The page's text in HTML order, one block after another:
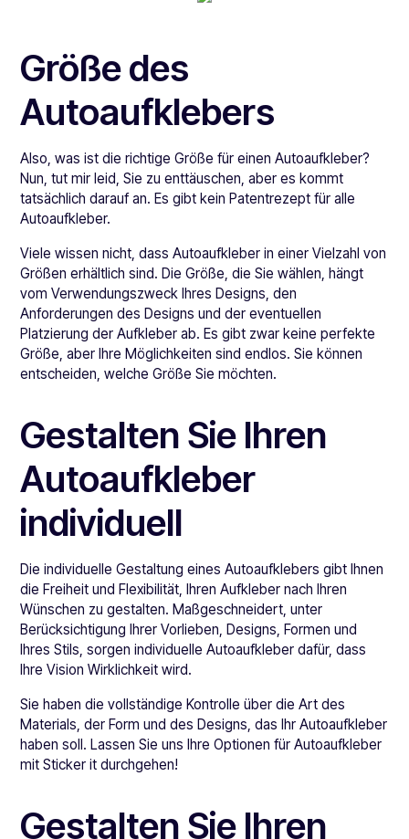
Größe des
Autoaufklebers
Also, was ist die richtige Größe für einen Autoaufkleber?
Nun, tut mir leid, Sie zu enttäuschen, aber es kommt
tatsächlich darauf an. Es gibt kein Patentrezept für alle
Autoaufkleber.
Viele wissen nicht, dass Autoaufkleber in einer Vielzahl von
Größen erhältlich sind. Die Größe, die Sie wählen, hängt
vom Verwendungszweck Ihres Designs, den
Anforderungen des Designs und der eventuellen
Platzierung der Aufkleber ab. Es gibt zwar keine perfekte
Größe, aber Ihre Möglichkeiten sind endlos. Sie können
entscheiden, welche Größe Sie möchten.
Gestalten Sie Ihren
Autoaufkleber
individuell
Die individuelle Gestaltung eines Autoaufklebers gibt Ihnen
die Freiheit und Flexibilität, Ihren Aufkleber nach Ihren
Wünschen zu gestalten. Maßgeschneidert, unter
Berücksichtigung Ihrer Vorlieben, Designs, Formen und
Ihres Stils, sorgen individuelle Autoaufkleber dafür, dass
Ihre Vision Wirklichkeit wird.
Sie haben die vollständige Kontrolle über die Art des
Materials, der Form und des Designs, das Ihr Autoaufkleber
haben soll. Lassen Sie uns Ihre Optionen für Autoaufkleber
mit Sticker it durchgehen!
Gestalten Sie Ihren